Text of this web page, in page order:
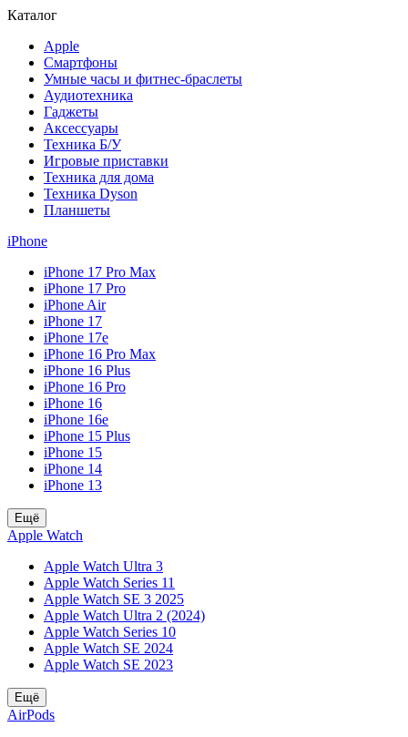
Каталог
Apple
Смартфоны
Умные часы и фитнес-браслеты
Аудиотехника
Гаджеты
Аксессуары
Техника Б/У
Игровые приставки
Техника для дома
Техника Dyson
Планшеты
iPhone
iPhone 17 Pro Max
iPhone 17 Pro
iPhone Air
iPhone 17
iPhone 17e
iPhone 16 Pro Max
iPhone 16 Plus
iPhone 16 Pro
iPhone 16
iPhone 16e
iPhone 15 Plus
iPhone 15
iPhone 14
iPhone 13
Ещё
Apple Watch
Apple Watch Ultra 3
Apple Watch Series 11
Apple Watch SE 3 2025
Apple Watch Ultra 2 (2024)
Apple Watch Series 10
Apple Watch SE 2024
Apple Watch SE 2023
Ещё
AirPods